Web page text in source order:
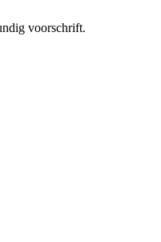
voorschrift.